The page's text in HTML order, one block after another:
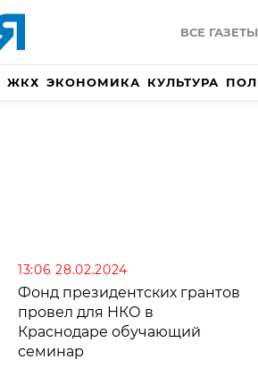
ВСЕ ГАЗЕТЫ
ЖКХ ЭКОНОМИКА КУЛЬТУРА
13:06 28.02.2024
Фонд президентских грантов
провел для НКО в
Краснодаре обучающий
семинар